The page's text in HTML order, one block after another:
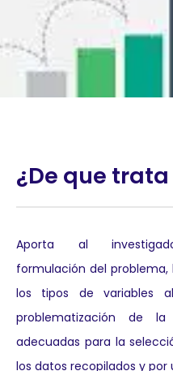
¿De que
Aporta al
formulación del
los tipos de variables
problematización de
adecuadas para la
los datos recopilados y